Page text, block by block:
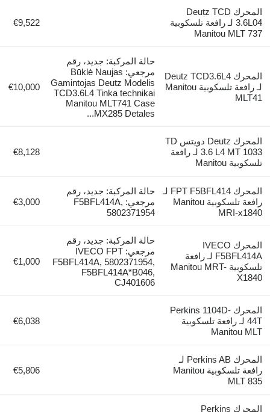
المحرك Deutz TCD
3.6L04 لـ رافعة تلسكوبية
Manitou MLT 737
€9,522
المحرك Deutz TCD3.6L4
لـ رافعة تلسكوبية Manitou
MLT41
حالة المركبة: جديد، رقم
مرجعي: Būklė Naujas
Gamintojas Deutz Modelis
TCD3.6L4 Tinka technikai
Manitou MLT741 Case
MX285 Detales...
€10,000
المحرك Deutz دويتس TD
3.6 L4 MT 1033 لـ رافعة
تلسكوبية Manitou
€8,128
المحرك FPT F5BFL414 لـ
رافعة تلسكوبية Manitou
MRI-x1840
حالة المركبة: جديد، رقم
مرجعي: F5BFL414A,
5802371954
€3,000
المحرك IVECO
F5BFL414A لـ رافعة
تلسكوبية Manitou MRT-
X1840
حالة المركبة: جديد، رقم
مرجعي: IVECO FPT
F5BFL414A, 5802371954,
F5BFL414A*B046,
CJ401606
€1,000
المحرك Perkins 1104D-
44T لـ رافعة تلسكوبية
Manitou MLT
€6,038
المحرك Perkins AB لـ
رافعة تلسكوبية Manitou
MLT 835
€5,806
المحرك Perkins